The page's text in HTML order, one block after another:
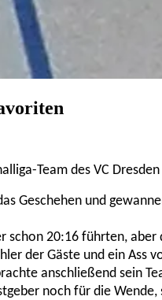
Team des VC
Geschehen und
20:16 führten,
der Gäste und ein Ass
anschließend sein
noch für die